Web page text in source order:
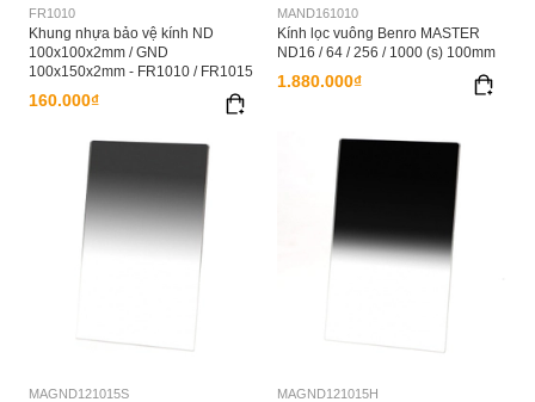
FR1010
Khung nhựa bảo vệ kính ND
100x100x2mm / GND
100x150x2mm - FR1010 / FR1015
160.000₫
MAND161010
Kính lọc vuông Benro MASTER
ND16 / 64 / 256 / 1000 (s) 100mm
1.880.000₫
MAGND121015S MAGND121015H